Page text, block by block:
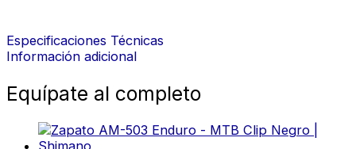
Especificaciones Técnicas
Información adicional
Equípate al completo